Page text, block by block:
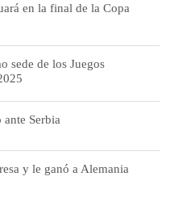
en la final de la Copa
sede de los Juegos
ante Serbia
y le ganó a Alemania